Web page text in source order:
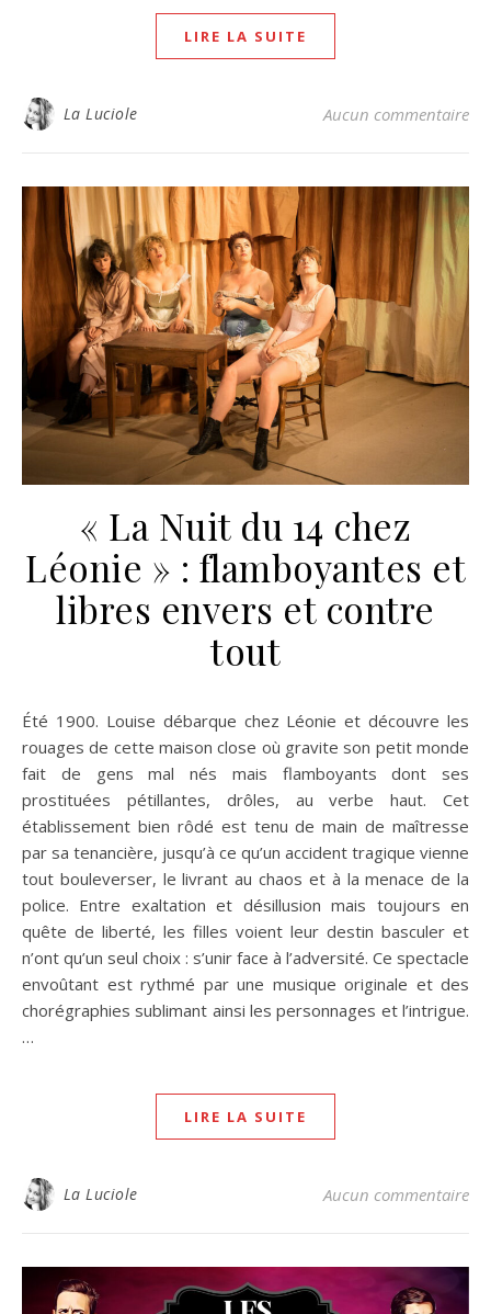
LIRE LA SUITE
La Luciole Aucun commentaire
« La Nuit du 14 chez
Léonie » : flamboyantes et
libres envers et contre
tout
Été 1900. Louise débarque chez Léonie et découvre les
rouages de cette maison close où gravite son petit monde
fait de gens mal nés mais flamboyants dont ses
prostituées pétillantes, drôles, au verbe haut. Cet
établissement bien rôdé est tenu de main de maîtresse
par sa tenancière, jusqu’à ce qu’un accident tragique vienne
tout bouleverser, le livrant au chaos et à la menace de la
police. Entre exaltation et désillusion mais toujours en
quête de liberté, les filles voient leur destin basculer et
n’ont qu’un seul choix : s’unir face à l’adversité. Ce spectacle
envoûtant est rythmé par une musique originale et des
chorégraphies sublimant ainsi les personnages et l’intrigue.
…
LIRE LA SUITE
La Luciole Aucun commentaire